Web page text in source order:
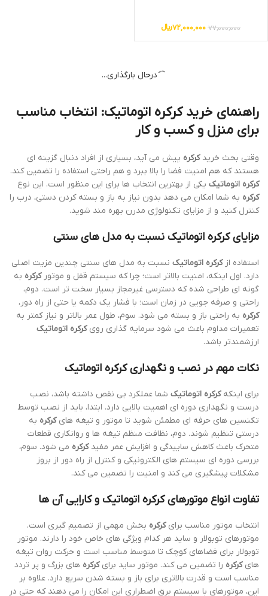
77,000,000
72,000,000﷼
درحال بارگذاری...
راهنمای خریدکرکره اتوماتیک: انتخاب مناسب
برای منزل و کسب و کار
وقتی بحث خریدکرکره پیش می آید، بسیاری از افراد دنبال گزینه ای
هستند که هم امنیت فضا را بالا ببرد و هم راحتی استفاده را تضمین کند.
کرکره اتوماتیک یکی از بهترین انتخاب ها برای این منظور است. این نوع
کرکره به شما امکان می دهد بدون نیاز به باز و بسته کردن دستی، درب را
کنترل کنید و از مزایای تکنولوژی مدرن بهره مند شوید.
مزایایکرکره اتوماتیک نسبت به مدل های سنتی
استفاده ازکرکره اتوماتیک نسبت به مدل های سنتی چندین مزیت اصلی
دارد. اول اینکه، امنیت بالاتر است؛ چرا که سیستم قفل و موتورکرکره به
گونه ای طراحی شده که دسترسی غیرمجاز بسیار سخت تر است. دوم،
راحتی و صرفه جویی در زمان است؛ با فشار یک دکمه یا حتی از راه دور،
کرکره به راحتی باز و بسته می شود. سوم، طول عمر بالاتر و نیاز کمتر به
تعمیرات مداوم باعث می شود سرمایه گذاری رویکرکره اتوماتیک
ارزشمندتر باشد.
نکات مهم در نصب و نگهداریکرکره اتوماتیک
برای اینکهکرکره اتوماتیک شما عملکرد بی نقص داشته باشد، نصب
درست و نگهداری دوره ای اهمیت بالایی دارد. ابتدا، باید از نصب توسط
تکنسین های حرفه ای مطمئن شوید تا موتور و تیغه هایکرکره به
درستی تنظیم شوند. دوم، نظافت منظم تیغه ها و روانکاری قطعات
متحرک باعث کاهش ساییدگی و افزایش عمر مفیدکرکره می شود. سوم،
بررسی دوره ای سیستم های الکترونیکی و کنترل از راه دور از بروز
مشکلات پیشگیری می کند و امنیت را تضمین می کند.
تفاوت انواع موتورهایکرکره اتوماتیک و کارایی آن ها
انتخاب موتور مناسب برایکرکره بخش مهمی از تصمیم گیری است.
موتورهای توبولار و ساید هر کدام ویژگی های خاص خود را دارند. موتور
توبولار برای فضاهای کوچک تا متوسط مناسب است و حرکت روان تیغه
هایکرکره را تضمین می کند. موتور ساید برایکرکره های بزرگ و پر تردد
مناسب است و قدرت بالاتری برای باز و بسته شدن سریع دارد. علاوه بر
این، موتورهای با سیستم برق اضطراری این امکان را می دهند که حتی در